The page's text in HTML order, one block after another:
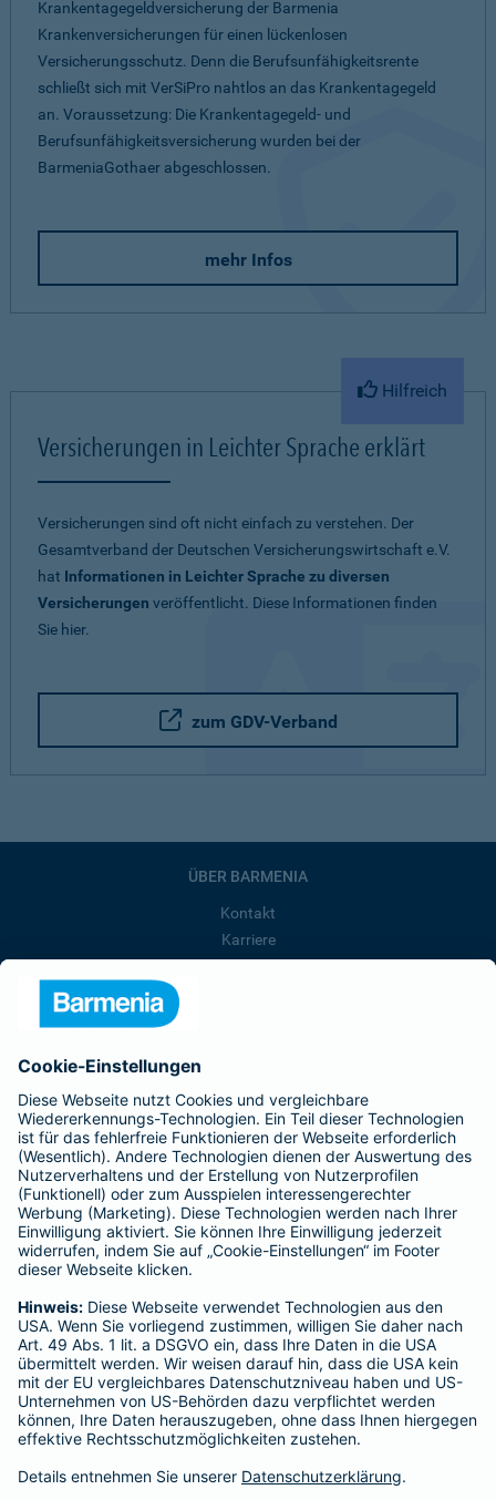
Krankentagegeldversicherung der Barmenia
Krankenversicherungen für einen lückenlosen
Versicherungsschutz. Denn die Berufsunfähigkeitsrente
schließt sich mit VerSiPro nahtlos an das Krankentagegeld
an. Voraussetzung: Die Krankentagegeld- und
Berufsunfähigkeitsversicherung wurden bei der
BarmeniaGothaer abgeschlossen.
mehr Infos
Hilfreich
Versicherungen in Leichter Sprache erklärt
Versicherungen sind oft nicht einfach zu verstehen. Der
Gesamtverband der Deutschen Versicherungswirtschaft e.V.
hat Informationen in Leichter Sprache zu diversen
Versicherungen veröffentlicht. Diese Informationen finden
Sie hier.
zum GDV-Verband
ÜBER BARMENIA
Kontakt
Karriere
Barmenia ist Teil der BarmeniaGothaer
BELIEBTE SEITEN
Kranken-Zusatzversicherung
Tierversicherungen
Haftpflichtversicherung
Hausratversicherung
Adresse ändern
Schaden melden
Kilometerstandsmeldung
Serviceübersicht